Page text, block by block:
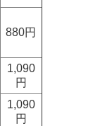
880円
1,090
円
1,090
円